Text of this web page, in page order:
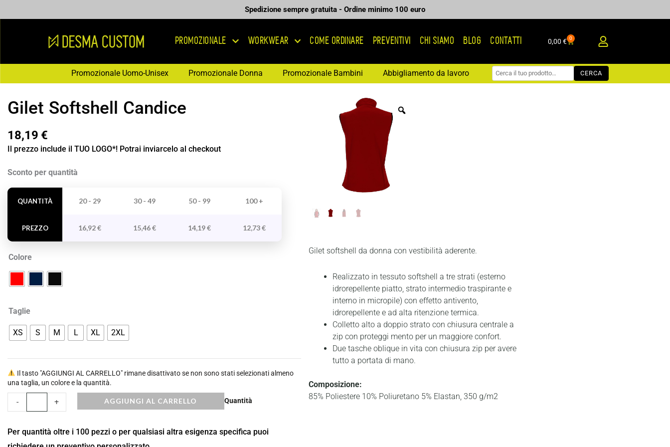
al
Spedizione sempre gratuita - Ordine minimo 100 euro
PROMOZIONALE WORKWEAR COME ORDINARE PREVENTIVI CHI SIAMO BLOG CONTATTI 0,00 € 0
Carrello
Promozionale Uomo-Unisex Promozionale Donna Promozionale Bambini Abbigliamento da lavoro CERCA
Gilet Softshell Candice
18,19 €
Il prezzo include il TUO LOGO*! Potrai inviarcelo al checkout
Sconto per quantità
QUANTITÀ
PREZZO
20 - 29 30 - 49 50 - 99 100 +
16,92€ 15,46€ 14,19€ 12,73€
Colore
Taglie
XS S M L XL 2XL
Il tasto "AGGIUNGI AL CARRELLO" rimane disattivato se non sono stati selezionati almeno
una taglia, un colore e la quantità.
Quantità
-
Gilet
Candice
+ AGGIUNGI AL CARRELLO
Per quantità oltre i 100 pezzi o per qualsiasi altra esigenza specifica puoi
Gilet softshell da donna con vestibilità aderente.
Realizzato in tessuto softshell a tre strati (esterno
idrorepellente piatto, strato intermedio traspirante e
interno in micropile) con effetto antivento,
idrorepellente e ad alta ritenzione termica.
Colletto alto a doppio strato con chiusura centrale a
zip con proteggi mento per un maggiore confort.
Due tasche oblique in vita con chiusura zip per avere
tutto a portata di mano.
Composizione:
85% Poliestere 10% Poliuretano 5% Elastan, 350 g/m2